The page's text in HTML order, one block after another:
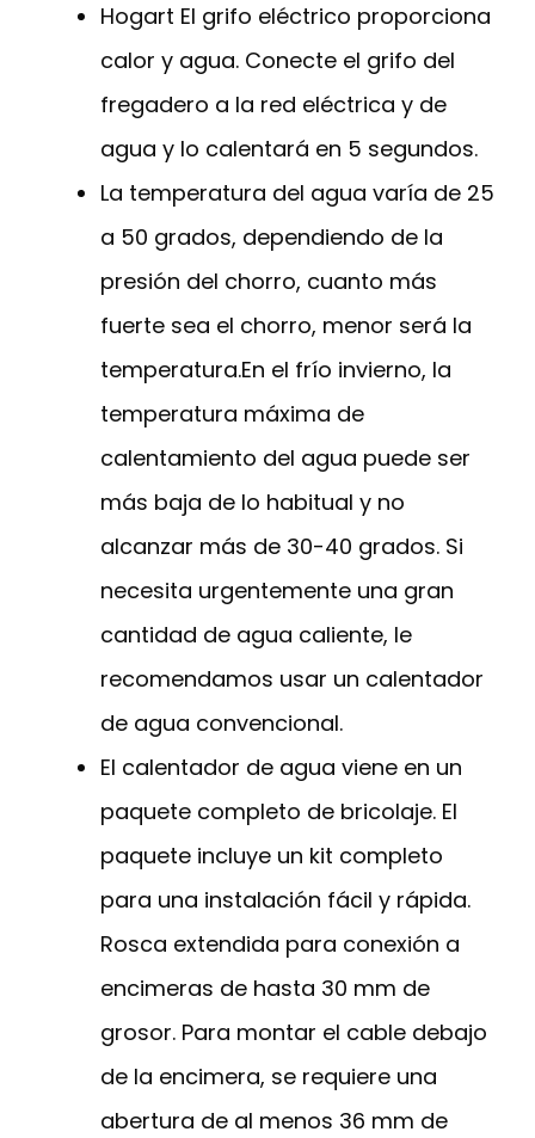
Hogart El grifo eléctrico proporciona
calor y agua. Conecte el grifo del
fregadero a la red eléctrica y de
agua y lo calentará en 5 segundos.
La temperatura del agua varía de 25
a 50 grados, dependiendo de la
presión del chorro, cuanto más
fuerte sea el chorro, menor será la
temperatura.En el frío invierno, la
temperatura máxima de
calentamiento del agua puede ser
más baja de lo habitual y no
alcanzar más de 30-40 grados. Si
necesita urgentemente una gran
cantidad de agua caliente, le
recomendamos usar un calentador
de agua convencional.
El calentador de agua viene en un
paquete completo de bricolaje. El
paquete incluye un kit completo
para una instalación fácil y rápida.
Rosca extendida para conexión a
encimeras de hasta 30 mm de
grosor. Para montar el cable debajo
de la encimera, se requiere una
abertura de al menos 36 mm de